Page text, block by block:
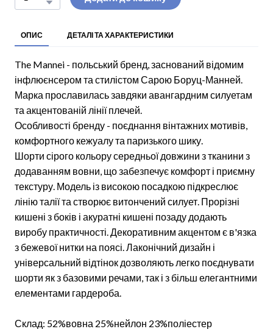
ОПИС ДЕТАЛІ ТА ХАРАКТЕРИСТИКИ
The Mannei - польський бренд, заснований відомим
інфлюєнсером та стилістом Сарою Боруц-Манней.
Марка прославилась завдяки авангардним силуетам
та акцентованій лінії плечей.
Особливості бренду - поєднання вінтажних мотивів,
комфортного кежуалу та паризького шику.
Шорти сірого кольору середньої довжини з тканини з
додаванням вовни, що забезпечує комфорт і приємну
текстуру. Модель із високою посадкою підкреслює
лінію талії та створює витончений силует. Прорізні
кишені з боків і акуратні кишені позаду додають
виробу практичності. Декоративним акцентом є в'язка
з бежевої нитки на поясі. Лаконічний дизайн і
універсальний відтінок дозволяють легко поєднувати
шорти як з базовими речами, так і з більш елегантними
елементами гардероба.
Склад: 52%вовна 25%нейлон 23%поліестер